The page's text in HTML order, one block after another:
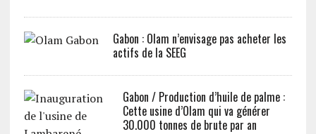
Gabon : Olam n’envisage pas acheter les
actifs de la SEEG
Gabon / Production d’huile de palme :
Cette usine d’Olam qui va générer
30.000 tonnes de brute par an